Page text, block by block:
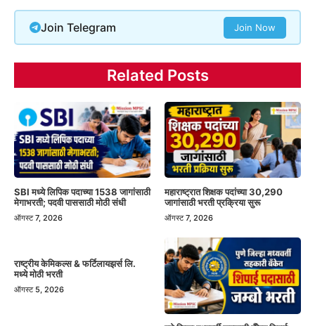
Join Telegram Join Now
Related Posts
SBI मध्ये लिपिक पदाच्या 1538 जागांसाठी
मेगाभरती; पदवी पाससाठी मोठी संधी
ऑगस्ट 7, 2026
महाराष्ट्रात शिक्षक पदांच्या 30,290
जागांसाठी भरती प्रक्रिया सुरू
ऑगस्ट 7, 2026
राष्ट्रीय केमिकल्स & फर्टिलायझर्स लि.
मध्ये मोठी भरती
ऑगस्ट 5, 2026